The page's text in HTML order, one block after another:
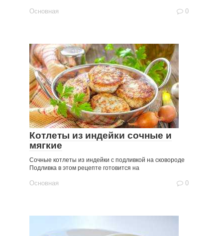
Основная 0
Котлеты из индейки сочные и
мягкие
Сочные котлеты из индейки с подливкой на сковороде
Подливка в этом рецепте готовится на
Основная 0